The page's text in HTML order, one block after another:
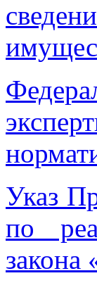
Указ
по
закона